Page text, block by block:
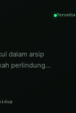
Tersedia
dalam arsip
perlindung…